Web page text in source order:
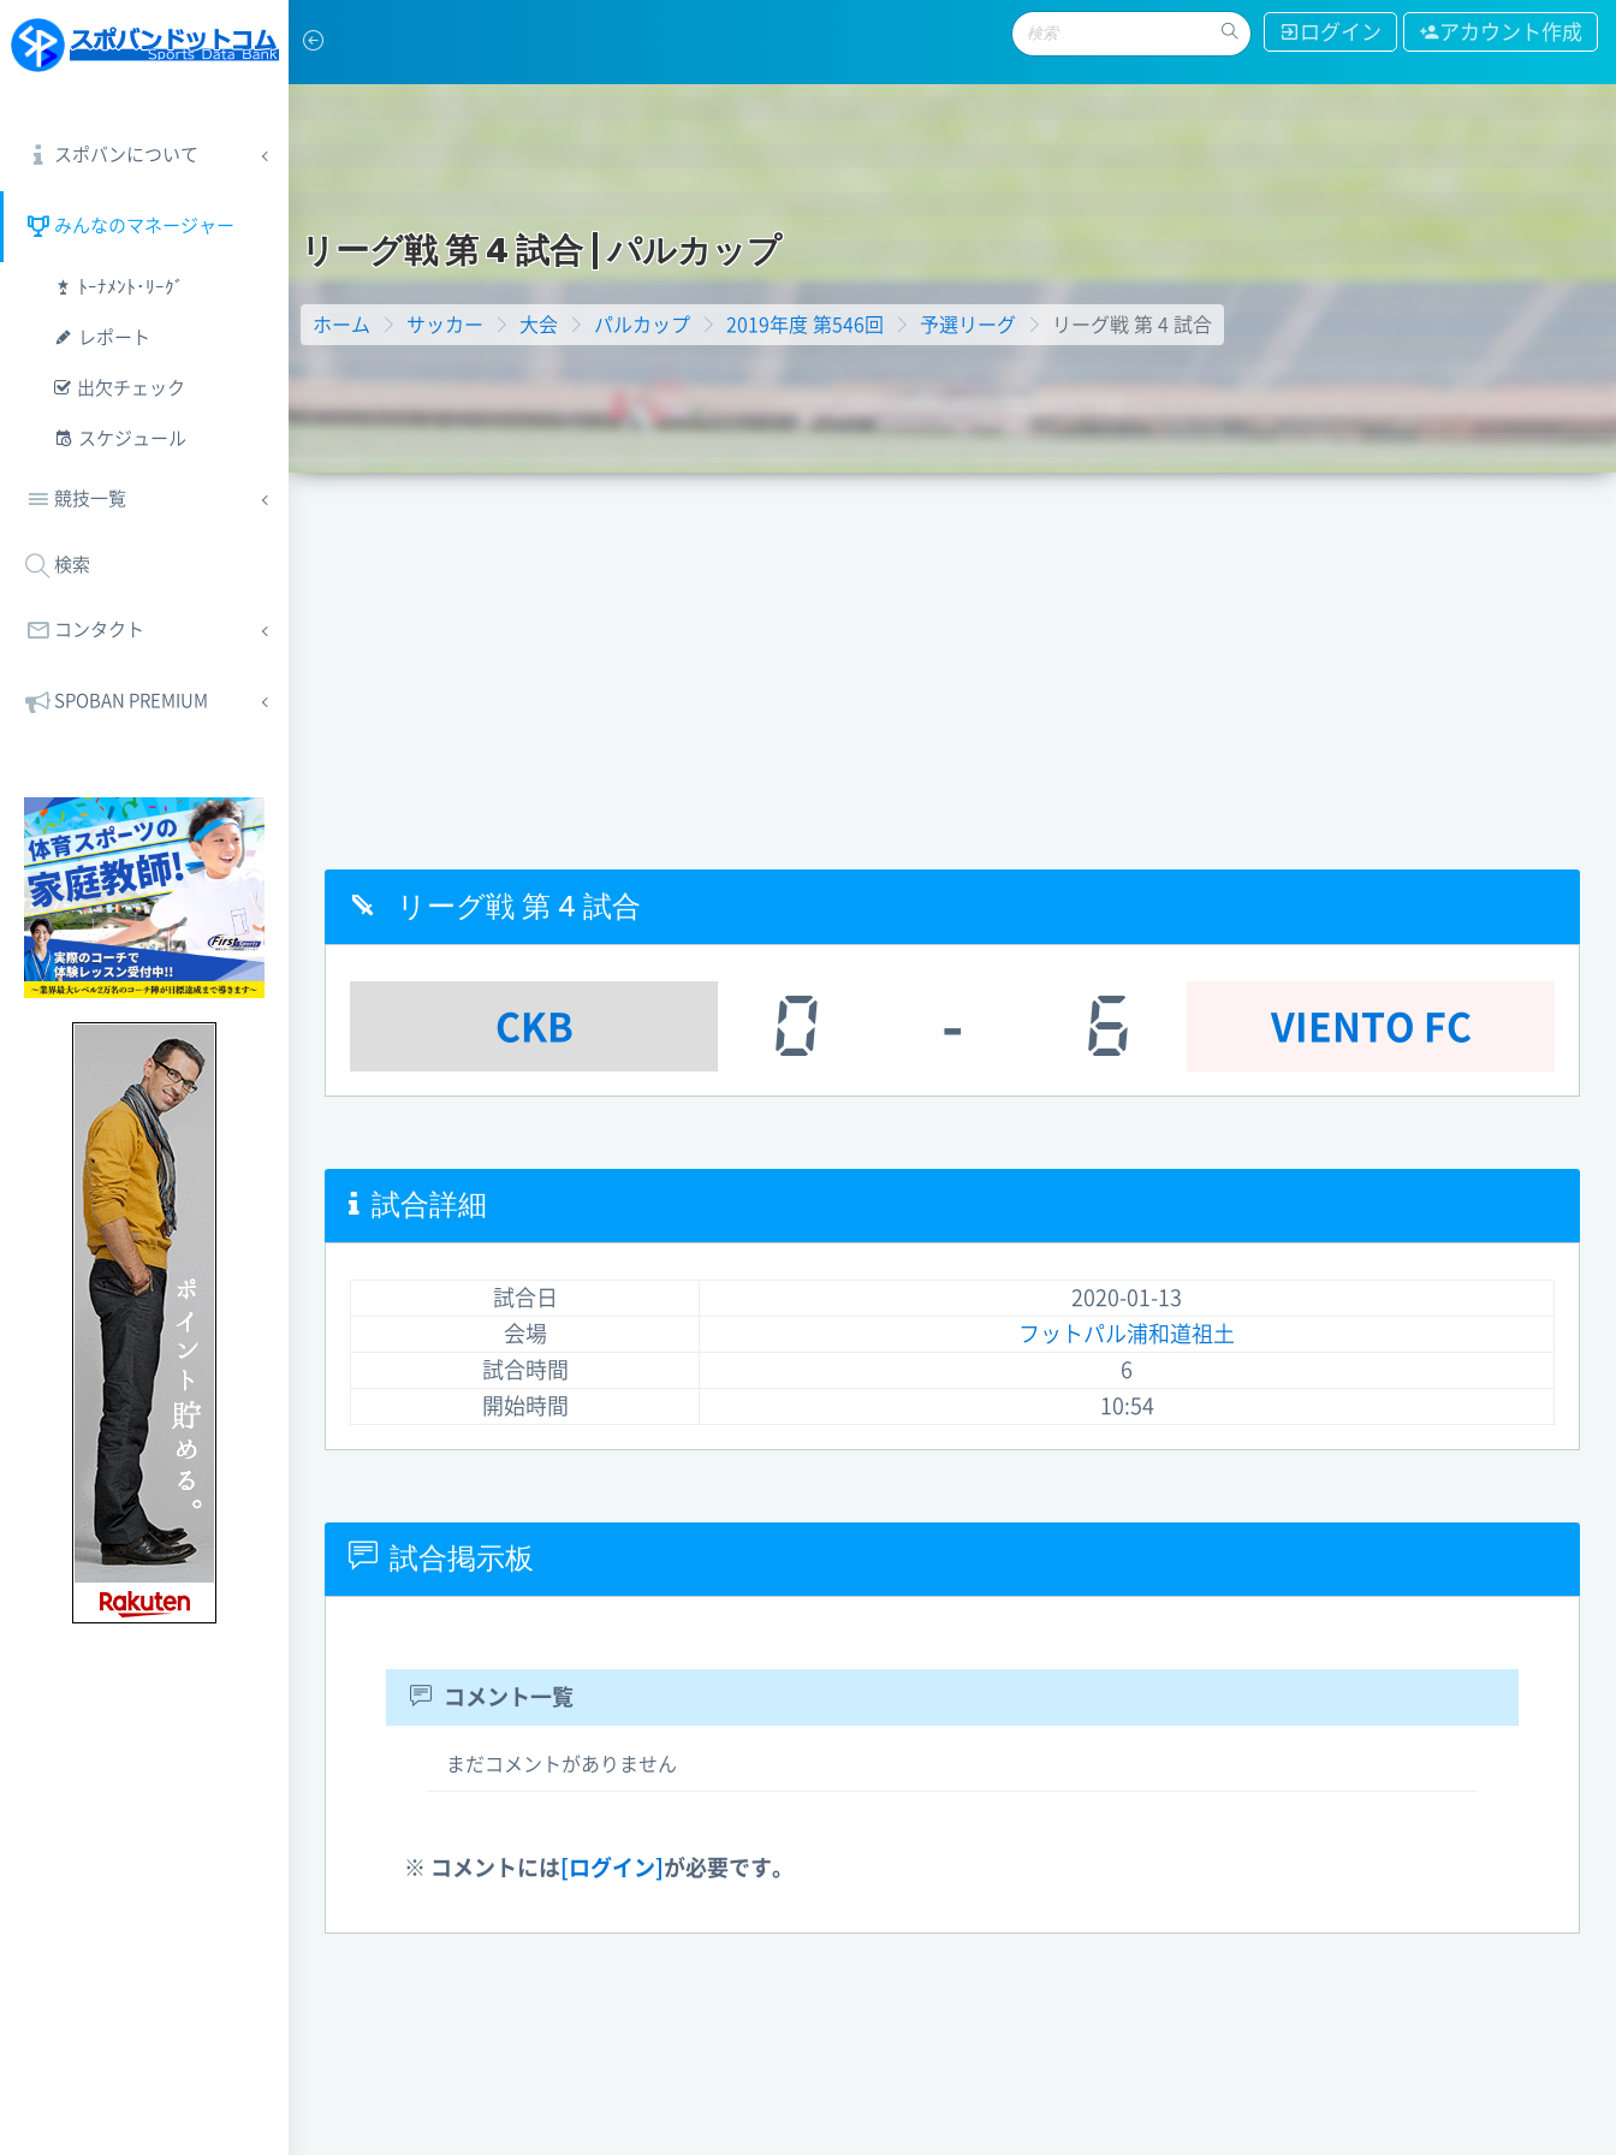
ログイン アカウント作成
スポバンについて
みんなのマネージャー
ﾄｰﾅﾒﾝﾄ･ﾘｰｸﾞ
レポート
出欠チェック
スケジュール
競技一覧
検索
コンタクト
SPOBAN PREMIUM
リ ーグ戦第4試合 パルカップ
ホーム サッカー 大会 パルカップ 2019年度 第546回 予選リーグ リーグ戦 第 4 試合
リーグ戦 第 4 試合
CKB 0 - 6 VIENTO FC
試合詳細
試合日
2020-01-13
会場
フットパル浦和道祖土
試合時間
6
開始時間
10:54
試合掲示板
コメント一覧
まだコメントがありません
※ コメントには [ログイン] が必要です。